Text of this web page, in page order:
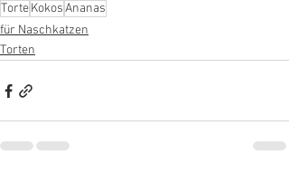
TorteKokosAnanas
für Naschkatzen
Torten